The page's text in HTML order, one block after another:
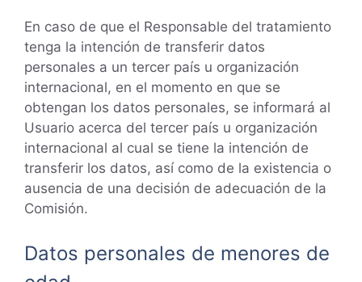
En caso de que el Responsable del tratamiento
tenga la intención de transferir datos
personales a un tercer país u organización
internacional, en el momento en que se
obtengan los datos personales, se informará al
Usuario acerca del tercer país u organización
internacional al cual se tiene la intención de
transferir los datos, así como de la existencia o
ausencia de una decisión de adecuación de la
Comisión.
Datos personales de menores de